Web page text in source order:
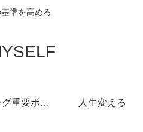
準を高めろ
マーケティング重要ポイント 人生変える